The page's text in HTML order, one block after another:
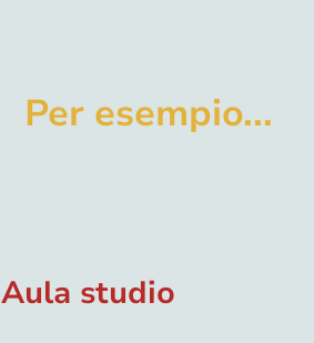
Per esempio...
Aula studio